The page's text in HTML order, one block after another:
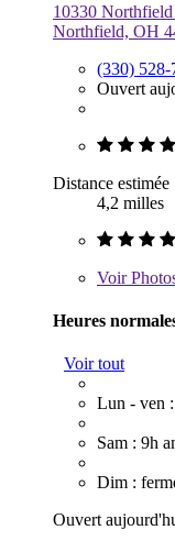
10330
Northfield, OH
(330) 528-
Ouvert
Distance estimée
4,2 milles
Voir
Heures
Voir tout
Lun - ven
Sam : 9h
Dim :
Ouvert